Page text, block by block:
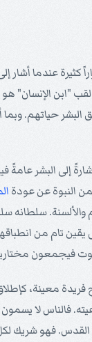
كثيرة عندما
"ابن الإنسان" هو
البشر حياتهم.
إلى البشر
النبوة عن عودة
والألسنة. سلطانه
يقين تام من
فيجمعون
فريدة معينة،
لا يسمون
القدس. فهو